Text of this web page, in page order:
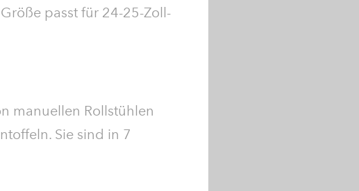
passt für 24-25-Zoll-
manuellen Rollstühlen
Sie sind in 7